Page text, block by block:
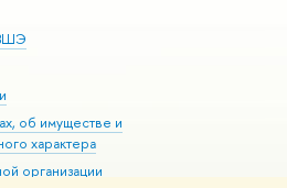
об имуществе и
характера
организации